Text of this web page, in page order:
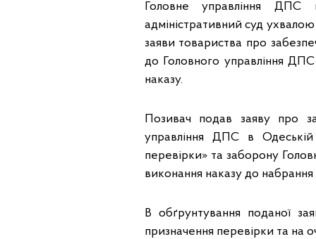
Головне управління
адміністративний суд
заяви товариства про
до Головного управління
наказу.
Позивач подав заяву про
управління ДПС в Одеській
перевірки» та заборону
виконання наказу до набрання
В обґрунтування поданої
призначення перевірки та на